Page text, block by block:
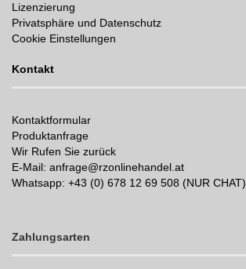
Lizenzierung
Privatsphäre und Datenschutz
Cookie Einstellungen
Kontakt
Kontaktformular
Produktanfrage
Wir Rufen Sie zurück
E-Mail: anfrage@rzonlinehandel.at
Whatsapp: +43 (0) 678 12 69 508 (NUR CHAT)
Zahlungsarten